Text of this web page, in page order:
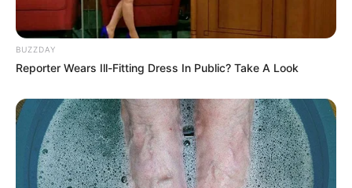
Suchen:
Auf einigen Seiten dieses Projektes sind Affiliate-
Angebote integriert. Wenn etwas darüber gebucht oder
gekauft wird, ist das eine Unterstützung, ohne dass sich
BUZZDAY
Reporter Wears Ill-Fitting Dress In Public? Take A Look